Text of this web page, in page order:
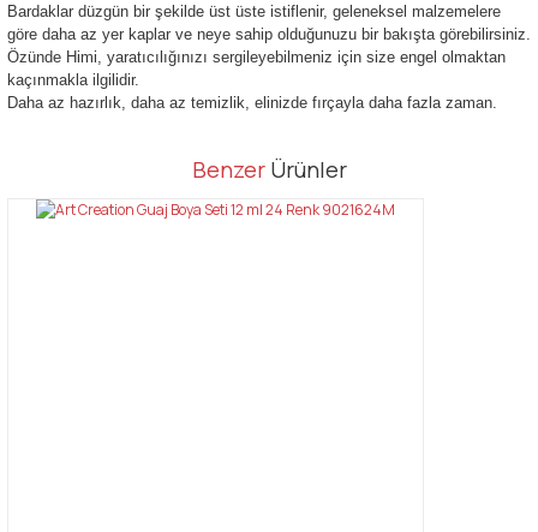
Bardaklar düzgün bir şekilde üst üste istiflenir, geleneksel malzemelere
göre daha az yer kaplar ve neye sahip olduğunuzu bir bakışta görebilirsiniz.
Özünde Himi, yaratıcılığınızı sergileyebilmeniz için size engel olmaktan
kaçınmakla ilgilidir.
Daha az hazırlık, daha az temizlik, elinizde fırçayla daha fazla zaman.
Bu ürüne ilk yorumu siz yapın!
Bu ürünün fiyat bilgisi, resim, ürün açıklamalarında ve diğer
tarafımıza iletebilirsiniz.
Benzer Ürünler